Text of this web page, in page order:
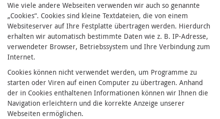
Wie viele andere Webseiten verwenden wir auch so genannte
„Cookies“. Cookies sind kleine Textdateien, die von einem
Websiteserver auf Ihre Festplatte übertragen werden. Hierdurch
erhalten wir automatisch bestimmte Daten wie z. B. IP-Adresse,
verwendeter Browser, Betriebssystem und Ihre Verbindung zum
Internet.
Cookies können nicht verwendet werden, um Programme zu
starten oder Viren auf einen Computer zu übertragen. Anhand
der in Cookies enthaltenen Informationen können wir Ihnen die
Navigation erleichtern und die korrekte Anzeige unserer
Webseiten ermöglichen.